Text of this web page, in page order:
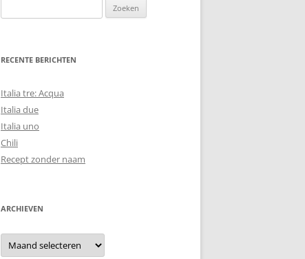
naar:
RECENTE BERICHTEN
Italia tre: Acqua
Italia due
Italia uno
Chili
Recept zonder naam
ARCHIEVEN
Archieven